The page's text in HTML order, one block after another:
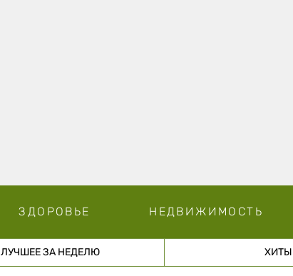
ЗДОРОВЬЕ НЕДВИЖИМОСТЬ
ЛУЧШЕЕ ЗА НЕДЕЛЮ ХИТЫ